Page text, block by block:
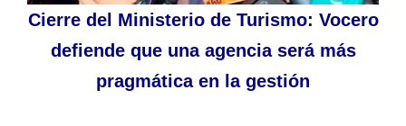
Cierre del Ministerio de Turismo: Vocero
defiende que una agencia será más
pragmática en la gestión